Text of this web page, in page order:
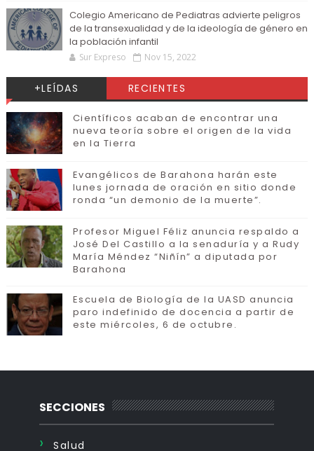
Colegio Americano de Pediatras advierte peligros
de la transexualidad y de la ideología de género en
la población infantil
Sur Expreso Nov 15, 2022
+LEÍDAS RECIENTES
Científicos acaban de encontrar una
nueva teoría sobre el origen de la vida
en la Tierra
Evangélicos de Barahona harán este
lunes jornada de oración en sitio donde
ronda “un demonio de la muerte”.
Profesor Miguel Féliz anuncia respaldo a
José Del Castillo a la senaduría y a Rudy
María Méndez “Niñín” a diputada por
Barahona
Escuela de Biología de la UASD anuncia
paro indefinido de docencia a partir de
este miércoles, 6 de octubre.
SECCIONES
Salud